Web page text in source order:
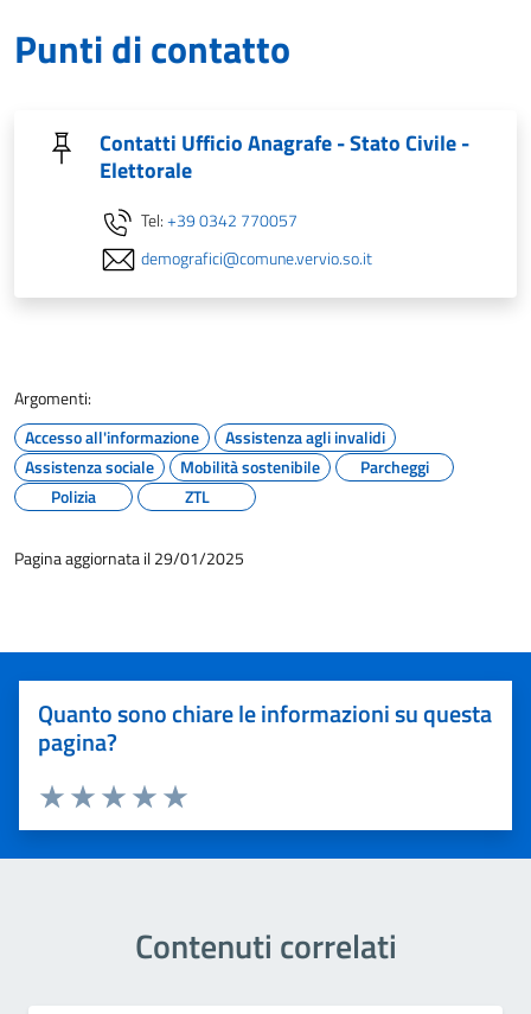
Punti di contatto
Contatti Ufficio Anagrafe - Stato Civile -
Elettorale
Tel:+39 0342 770057
demografici@comune.vervio.so.it
Argomenti:
Accesso all'informazione
Assistenza agli invalidi
Assistenza sociale
Mobilità sostenibile
Parcheggi
Polizia
ZTL
Pagina aggiornata il 29/01/2025
Quanto sono chiare le informazioni su questa
pagina?
Valuta 5 stelle su 5
Valuta 4 stelle su 5
Valuta 3 stelle su 5
Valuta 2 stelle su 5
Valuta 1 stelle su 5
Contenuti correlati